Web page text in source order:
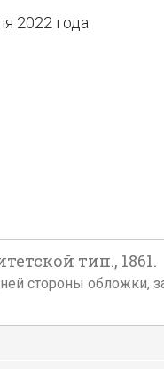
2022 года
тип., 1861.
стороны обложки,